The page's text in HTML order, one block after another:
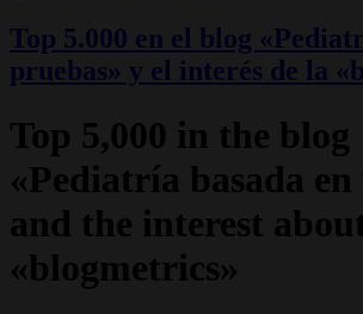
Top 5.000 en el blog
pruebas» y el interés de la
Top 5,000 in the blog
«Pediatría basada en
and the interest
«blogmetrics»